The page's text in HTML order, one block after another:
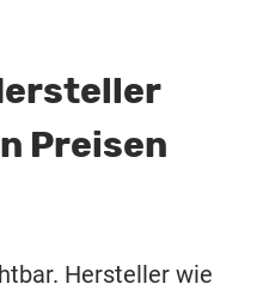
Preisen
Hersteller wie